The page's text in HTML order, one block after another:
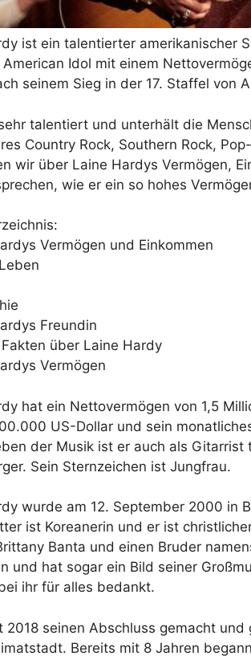
ist ein talentierter amerikanischer
Idol mit einem
seinem Sieg in der 17. Staffel von
talentiert und unterhält die
Country Rock, Southern Rock,
wir über Laine Hardys Vermögen,
wie er ein so hohes
Vermögen und Einkommen
Freundin
über Laine Hardy
Vermögen
hat ein Nettovermögen von 1,5
US-Dollar und sein
der Musik ist er auch als
Sein Sternzeichen ist Jungfrau.
wurde am 12. September 2000 in
ist Koreanerin und er ist
Banta und einen Bruder
und hat sogar ein Bild seiner
ihr für alles bedankt.
2018 seinen Abschluss gemacht
Bereits mit 8 Jahren